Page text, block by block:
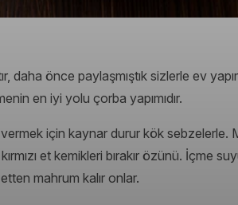
daha önce paylaşmıştık sizlerle ev
en iyi yolu çorba yapımıdır.
için kaynar durur kök sebzelerle.
et kemikleri bırakır özünü. İçme
mahrum kalır onlar.